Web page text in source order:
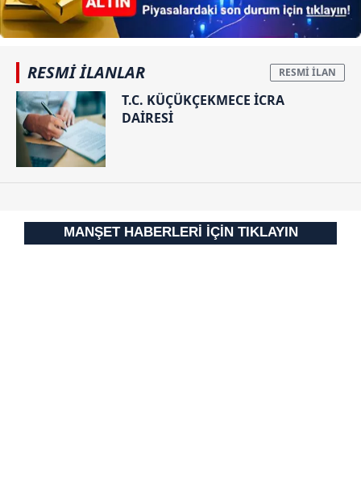
sınırlı olarak açık rızanız dahilinde kullanılacaktır.
vasıtasıyla belirleyebilirsiniz. Çerezlere ilişkin detaylı bilgi
için Ayarlar butonuna tıklayabilir,Çerez Bilgilendirme
Metnimiziziyaret edebilirsiniz.
6698 sayılı Kişisel Verilerin Korunması Kanunu uyarınca
RESMİ İLANLAR
T.C. KÜÇÜKÇEKMECE İCRA
DAİRESİ
MANŞET HABERLERİ İÇİN TIKLAYIN